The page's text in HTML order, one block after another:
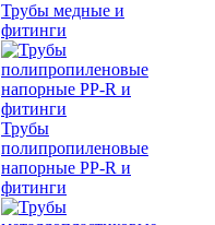
Трубы медные и
фитинги
Трубы
полипропиленовые
напорные PP-R и
фитинги